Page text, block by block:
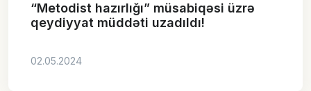
“Metodist hazırlığı” müsabiqəsi üzrə
qeydiyyat müddəti uzadıldı!
02.05.2024